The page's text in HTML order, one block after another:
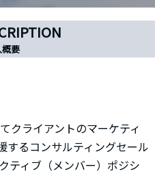
要
クライアントのマーケティ
するコンサルティングセール
ティブ（メンバー）ポジシ